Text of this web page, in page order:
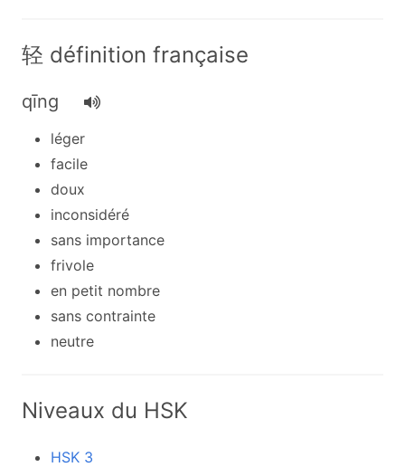
轻 définition française
qīng
léger
facile
doux
inconsidéré
sans importance
frivole
en petit nombre
sans contrainte
neutre
Niveaux du HSK
HSK 3